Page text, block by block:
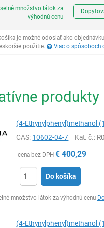
množstvo látok za
výhodnú cenu
je možné odoslať ako
použitie.
Viac o spôsoboch
produkty
(4-Ethynylphenyl)methanol
CAS: 10602-04-7 Kat. č.:
cena bez DPH € 400,29
Do košíka
množstvo látok za výhodnú cenu
(4-Ethynylphenyl)methanol